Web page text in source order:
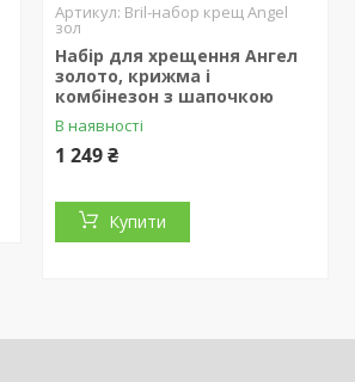
Bril-набор крещ Angel
зол
Набір для хрещення Ангел
золото, крижма і
комбінезон з шапочкою
В наявності
1 249 ₴
Купити